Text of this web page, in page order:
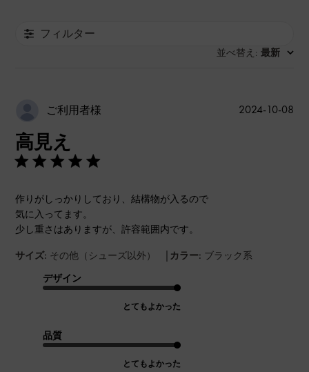
フィルター
並べ替え : 最新
ご利用者様
高見え
作りがしっかりしており、結構物が入るので
気に入ってます。
少し重さはありますが、許容範囲内です。
サイズ: その他（シューズ以外） | カラー: ブラック系
デザイン
とてもよかった
品質
とてもよかった
公
2024-10-08